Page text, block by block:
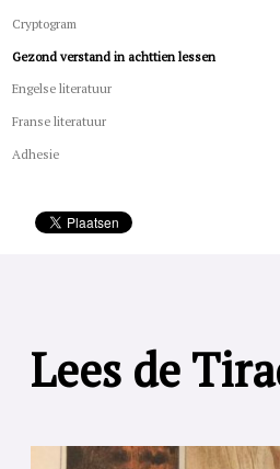
Cryptogram
Gezond verstand in achttien lessen
Engelse literatuur
Franse literatuur
Adhesie
Lees de